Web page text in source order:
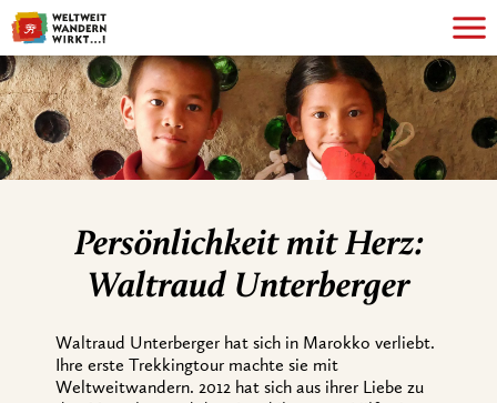
Persönlichkeit mit Herz:
Waltraud Unterberger
Waltraud Unterberger hat sich in Marokko verliebt.
Ihre erste Trekkingtour machte sie mit
Weltweitwandern. 2012 hat sich aus ihrer Liebe zu